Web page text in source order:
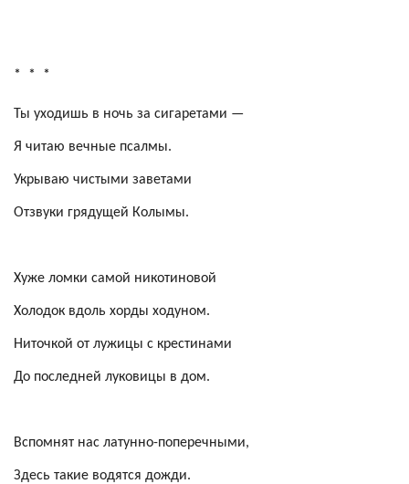
* * *
Ты уходишь в ночь за сигаретами —
Я читаю вечные псалмы.
Укрываю чистыми заветами
Отзвуки грядущей Колымы.
Хуже ломки самой никотиновой
Холодок вдоль хорды ходуном.
Ниточкой от лужицы с крестинами
До последней луковицы в дом.
Вспомнят нас латунно-поперечными,
Здесь такие водятся дожди.